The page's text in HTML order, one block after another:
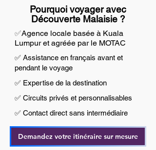
Demandez votre itinéraire sur mesure
Pourquoi voyager avec
Découverte Malaisie ?
✅Agence locale basée à Kuala
Lumpur et agréée par le MOTAC
✅ Assistance en français avant et
pendant le voyage
✅ Expertise de la destination
✅ Circuits privés et personnalisables
✅ Contact direct sans intermédiaire